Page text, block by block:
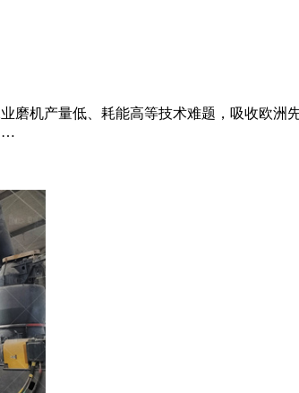
磨机产量低、耗能高等技术难题，吸收欧
…